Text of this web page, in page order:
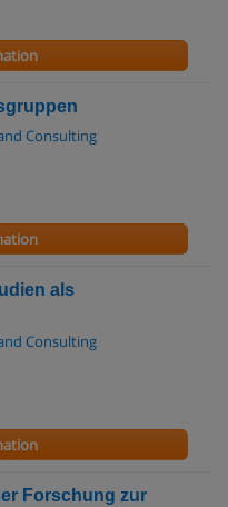
Consulting
als
Consulting
Forschung zur